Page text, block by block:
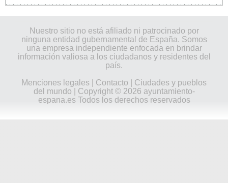
Nuestro sitio no está afiliado ni patrocinado por
ninguna entidad gubernamental de España. Somos
una empresa independiente enfocada en brindar
información valiosa a los ciudadanos y residentes del
país.
Menciones legales
Contacto
Ciudades y pueblos
del mundo | Copyright © 2026 ayuntamiento-
espana.es Todos los derechos reservados